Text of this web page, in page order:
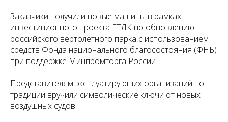
Заказчики получили новые машины в рамках
инвестиционного проекта ГТЛК по обновлению
российского вертолетного парка с использованием
средств Фонда национального благосостояния (ФНБ)
при поддержке Минпромторга России.
Представителям эксплуатирующих организаций по
традиции вручили символические ключи от новых
воздушных судов.